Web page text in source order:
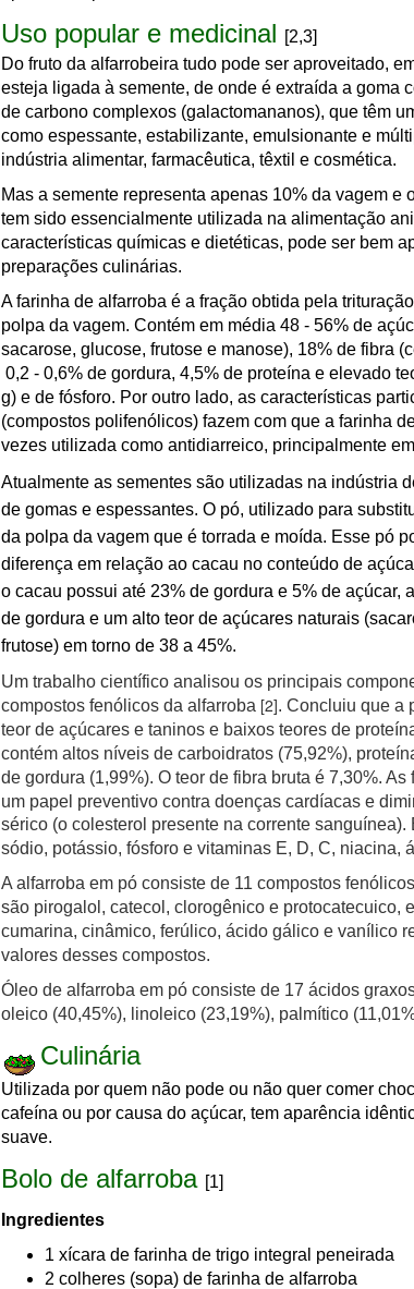
Uso popular e medicinal [2,3]
Do fruto da alfarrobeira tudo pode ser aproveitado,
esteja ligada à semente, de onde é extraída a goma
de carbono complexos (galactomananos), que têm
como espessante, estabilizante, emulsionante e
indústria alimentar, farmacêutica, têxtil e cosmética.
Mas a semente representa apenas 10% da vagem e
tem sido essencialmente utilizada na alimentação
características químicas e dietéticas, pode ser bem
preparações culinárias.
A farinha de alfarroba é a fração obtida pela
polpa da vagem. Contém em média 48 - 56% de
sacarose, glucose, frutose e manose), 18% de fibra
0,2 - 0,6% de gordura, 4,5% de proteína e elevado
g) e de fósforo. Por outro lado, as características
(compostos polifenólicos) fazem com que a farinha
vezes utilizada como antidiarreico, principalmente
Atualmente as sementes são utilizadas na indústria
de gomas e espessantes. O pó, utilizado para
da polpa da vagem que é torrada e moída. Esse pó
diferença em relação ao cacau no conteúdo de
o cacau possui até 23% de gordura e 5% de açúcar,
de gordura e um alto teor de açúcares naturais
frutose) em torno de 38 a 45%.
Um trabalho científico analisou os principais
compostos fenólicos da alfarroba[2]. Concluiu que a
teor de açúcares e taninos e baixos teores de
contém altos níveis de carboidratos (75,92%),
de gordura (1,99%). O teor de fibra bruta é 7,30%. As
um papel preventivo contra doenças cardíacas e
sérico (o colesterol presente na corrente sanguínea).
sódio, potássio, fósforo e vitaminas E, D, C, niacina,
A alfarroba em pó consiste de 11 compostos
são pirogalol, catecol, clorogênico e protocatecuico,
cumarina, cinâmico, ferúlico, ácido gálico e vanílico
valores desses compostos.
Óleo de alfarroba em pó consiste de 17 ácidos
oleico (40,45%), linoleico (23,19%), palmítico
Culinária
Utilizada por quem não pode ou não quer comer
cafeína ou por causa do açúcar, tem aparência
suave.
Bolo de alfarroba [1]
Ingredientes
1 xícara de farinha de trigo integral peneirada
2 colheres (sopa) de farinha de alfarroba